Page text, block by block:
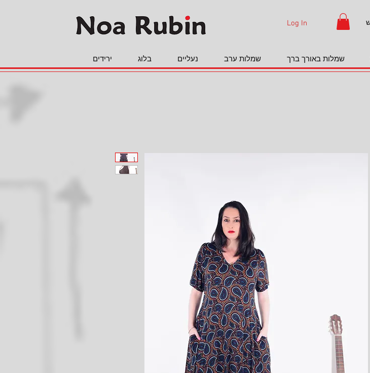
Log In
שמלות באורך ברך שמלות ערב נעליים בלוג ירידים